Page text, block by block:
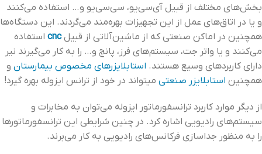
بخش‌های مختلف از قبیل آی‌سی‌یو، سی‌سی‌یو و… استفاده می‌کنند
و یا در اتاق‌های عمل از این تجهیزات بهره‌مند می‌گردند. این دستگاه‌ها
همچنین در اماکن صنعتی که از ماشین‌آلاتی از قبیلcnc استفاده
می‌کنند و یا واتر جت، سیستم‌های فرز، پانچ و… را به کار می‌گیرند نیر
دارای کاربردهای وسیع هستند. استابلایزرهای مخصوص بیمارستان و
همچنین استابلایزر صنعتی میتواند در خود از ترانس ایزوله بهره گیرد!
از دیگر موارد کاربرد ترانسفورماتور ایزوله می‌توان به مخابرات و
سیستم‌های رادیویی اشاره کرد. در چنین شرایطی این ترانسفورماتورها
را به‌ منظور جداسازی فرکانس‌های رادیویی به کار می‌برند.